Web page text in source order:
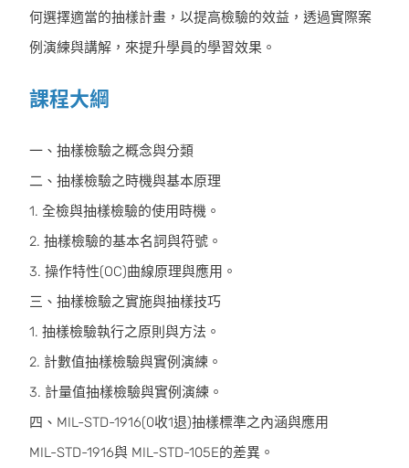
何選擇適當的抽樣計畫，以提高檢驗的效益，透過實際案
例演練與講解，來提升學員的學習效果。
課程大綱
一、抽樣檢驗之概念與分類
二、抽樣檢驗之時機與基本原理
1. 全檢與抽樣檢驗的使用時機。
2. 抽樣檢驗的基本名詞與符號。
3. 操作特性(OC)曲線原理與應用。
三、抽樣檢驗之實施與抽樣技巧
1. 抽樣檢驗執行之原則與方法。
2. 計數值抽樣檢驗與實例演練。
3. 計量值抽樣檢驗與實例演練。
四、MIL-STD-1916(0收1退)抽樣標準之內涵與應用
MIL-STD-1916與 MIL-STD-105E的差異。